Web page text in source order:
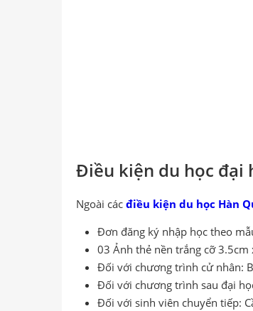
Điều kiện du học đại
Ngoài các điều kiện du học Hàn
Đơn đăng ký nhập học theo
03 Ảnh thẻ nền trắng cỡ
Đối với chương trình cử nhân:
Đối với chương trình sau đại
Đối với sinh viên chuyển tiếp: